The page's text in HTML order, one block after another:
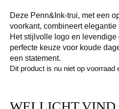
Deze Penn&Ink-trui, met een
voorkant, combineert
Het stijlvolle logo en
perfecte keuze voor koude
een statement.
Dit product is nu niet op voorraad